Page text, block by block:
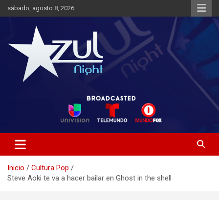
Saltar
al
sábado, agosto 8, 2026
Azul Night TV
Inicio
Cultura Pop
Steve Aoki te va a hacer bailar en Ghost in the shell